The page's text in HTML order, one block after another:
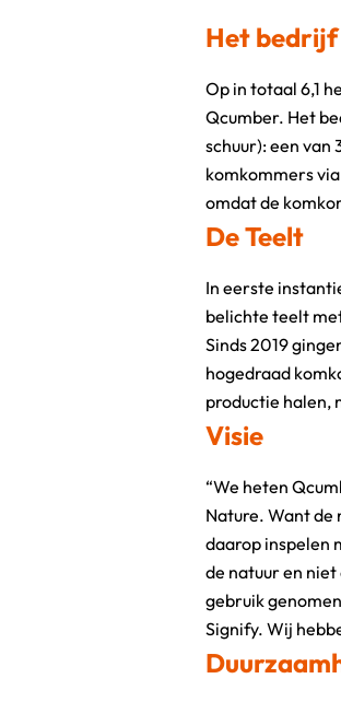
Het bedrijf
Op in totaal 6,1
Qcumber. Het
schuur): een van
komkommers
omdat de
vertelt Kees.
nieuw.” “Maar,
lachend aan. Er
De Teelt
In eerste
belichte teelt
Sinds 2019
hogedraad
productie halen,
vast teeltplan
Visie
“We heten
Nature. Want de
daarop inspelen
de natuur en
gebruik
Signify. Wij
opzichte van
verbruikt en
dat wij een